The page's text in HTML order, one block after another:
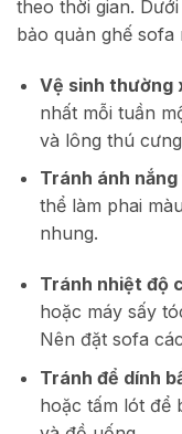
theo thời gian.
bảo quản ghế
Vệ sinh thường
nhất mỗi tuần
và lông thú
Tránh ánh
thể làm phai
nhung.
Tránh nhiệt độ
hoặc máy sấy
Nên đặt sofa
Tránh để dính
hoặc tấm lót để